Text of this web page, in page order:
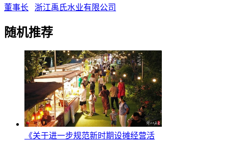
董事长
浙江禹氏水业有限公司
随机推荐
《关于进一步规范新时期设摊经营活